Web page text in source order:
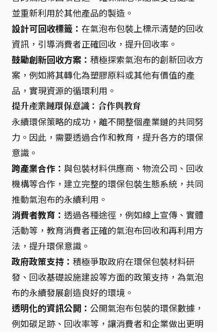
並重新利用於其他產品的製造。
設計可回收標籤： 在氣泡布包裝上標示清楚的回收
資訊，引導消費者正確回收，提升回收率。
鼓勵創新回收方案： 積極探索氣泡布的創新回收方
案，例如將其轉化為塑膠原料或其他有價值的產
品，實現資源的循環利用。
提升產業鏈環保意識：合作與教育
永續環保策略的成功，離不開整個產業鏈的共同努
力。因此，需要透過合作和教育，提升各方的環保
意識。
跨產業合作： 與包裝材料供應商、物流公司、回收
機構等合作，建立完整的環保包裝生態系統，共同
推動氣泡布的永續利用。
消費者教育： 透過各種途徑，例如線上宣傳、實體
活動等，教育消費者正確的氣泡布回收和再利用方
法，提升環保意識。
政府政策支持： 積極爭取政府在環保包裝材料研
發、回收基礎設施建設等方面的政策支持，為氣泡
布的永續發展創造良好的環境。
透明化的資訊公開： 公開氣泡布包裝的環保數據，
例如碳足跡、回收率等，讓消費者和企業做出更明